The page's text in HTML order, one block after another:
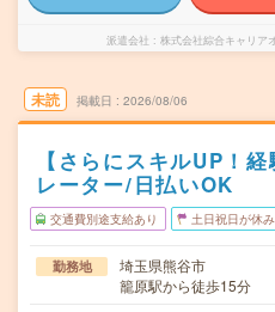
派遣会社 株式会社綜合キャリア
未読 掲載日 2026/08/06
【さらにスキルUP！
レーター/日払いOK
交通費別途支給あり 土日祝日が休み
勤務地
埼玉県熊谷市
籠原駅から徒歩15分